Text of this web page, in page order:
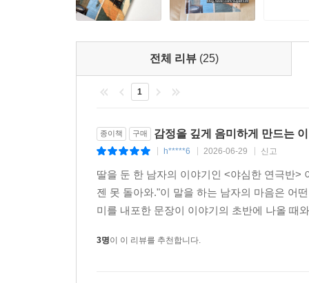
전체 리뷰 (25)
1
종이책 구매 감정을 깊게 음미하게 만드는
h*****6 2026-06-29 신고
딸을 둔 한 남자의 이야기인 <야심한 연극반>
젠 못 돌아와."이 말을 하는 남자의 마음은 어
미를 내포한 문장이 이야기의 초반에 나올 때
3명이 이 리뷰를 추천합니다.